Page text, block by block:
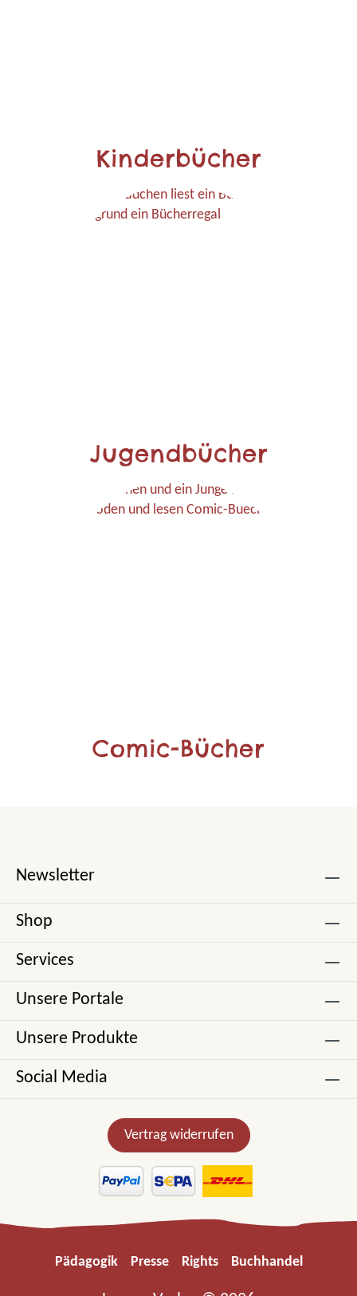
Kinderbücher
Jugendbücher
Comic-Bücher
Newsletter
Shop
Services
Unsere Portale
Unsere Produkte
Social Media
Vertrag widerrufen
Pädagogik Presse Rights Buchhandel